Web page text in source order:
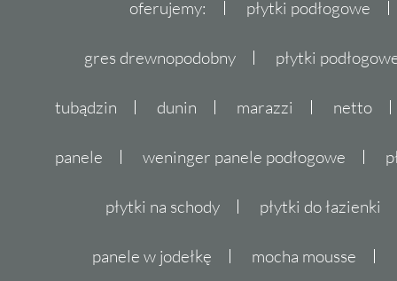
oferujemy: płytki podłogowe
gres drewnopodobny płytki
tubądzin dunin marazzi netto
panele weninger panele podłogowe
płytki na schody płytki do łazienki
panele w jodełkę mocha mousse